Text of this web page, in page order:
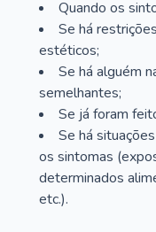
Quando os
Se há
estéticos;
Se há alguém
semelhantes;
Se já foram
Se há
os sintomas
determinados
etc.).